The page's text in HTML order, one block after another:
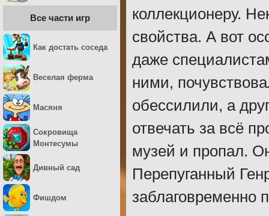
коллекционеру.
свойства. А вот
даже
ними,
обессилили, а
отвечать за всё
музей и пропал.
Перепуганный
заблаговременно
Все части игр
Как достать соседа
Веселая ферма
Масяня
Сокровища
Монтесумы
Дивный сад
Фишдом